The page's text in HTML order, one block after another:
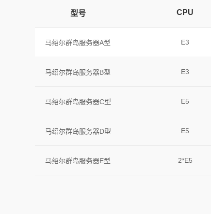
型号 CPU
马绍尔群岛服务器A型 E3
马绍尔群岛服务器B型 E3
马绍尔群岛服务器C型 E5
马绍尔群岛服务器D型 E5
马绍尔群岛服务器E型 2*E5